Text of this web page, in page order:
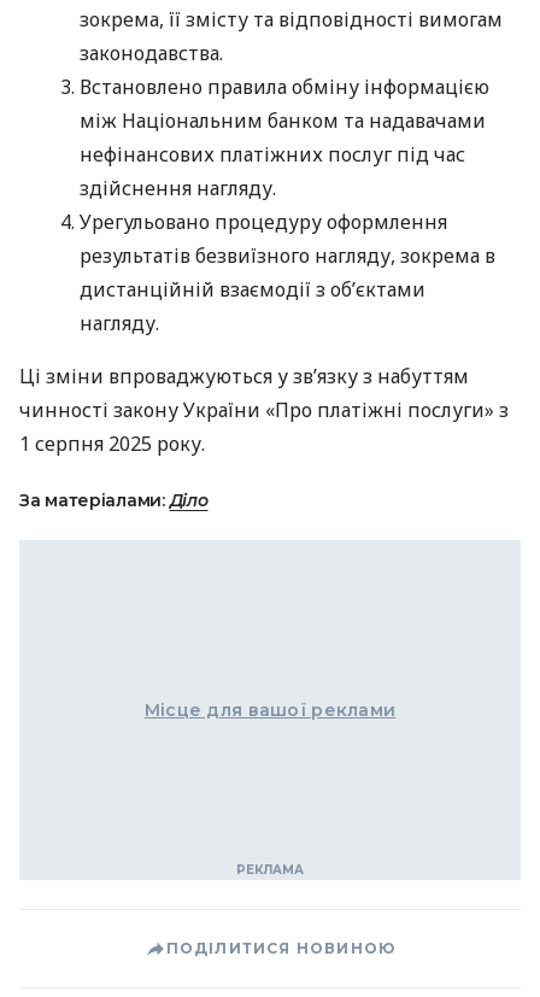
зокрема, її змісту та відповідності вимогам
законодавства.
Встановлено правила обміну інформацією
між Національним банком та надавачами
нефінансових платіжних послуг під час
здійснення нагляду.
Урегульовано процедуру оформлення
результатів безвиїзного нагляду, зокрема в
дистанційній взаємодії з об’єктами
нагляду.
Ці зміни впроваджуються у зв’язку з набуттям
чинності закону України «Про платіжні послуги» з
1 серпня 2025 року.
За матеріалами:Діло
Місце для вашої реклами
ПОДІЛИТИСЯ НОВИНОЮ